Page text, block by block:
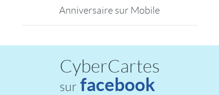
Anniversaire sur Mobile
CyberCartes
sur facebook